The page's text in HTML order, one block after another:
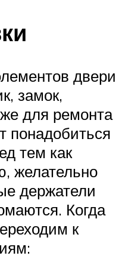
двери
замок,
для ремонта
понадобиться
тем как
желательно
держатели
Когда
к